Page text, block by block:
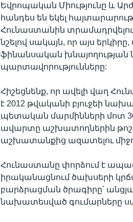
Եվրոպական Միությունը և
հանդես են եկել
Հունաստանին
նշելով սակայն, որ այս
ֆինանսական խնայողության
պարտավորությունները:
Հիշեցնենք, որ ավելի վաղ
է 2012 թվականի բյուջեի
պետական մարմինների մոտ
ավարտը աշխատողներին
աշխատանքից ազատելու
Հունաստանը փորձում է
իրականացնում ծախսերի
բարձրացման ծրագիրը՝
նախատեսված գումարները